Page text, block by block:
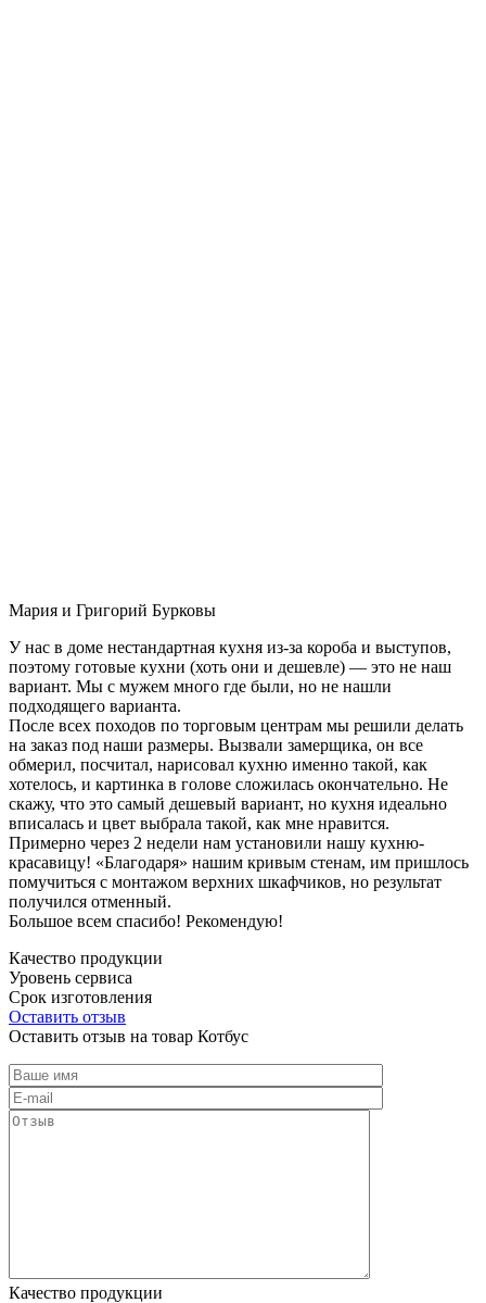
Мария и Григорий Бурковы
У нас в доме нестандартная кухня из-за короба и выступов,
поэтому готовые кухни (хоть они и дешевле) — это не наш
вариант. Мы с мужем много где были, но не нашли
подходящего варианта.
После всех походов по торговым центрам мы решили делать
на заказ под наши размеры. Вызвали замерщика, он все
обмерил, посчитал, нарисовал кухню именно такой, как
хотелось, и картинка в голове сложилась окончательно. Не
скажу, что это самый дешевый вариант, но кухня идеально
вписалась и цвет выбрала такой, как мне нравится.
Примерно через 2 недели нам установили нашу кухню-
красавицу! «Благодаря» нашим кривым стенам, им пришлось
помучиться с монтажом верхних шкафчиков, но результат
получился отменный.
Большое всем спасибо! Рекомендую!
Качество продукции
Уровень сервиса
Срок изготовления
Оставить отзыв
Оставить отзыв на товар Котбус
Качество продукции